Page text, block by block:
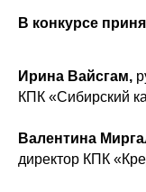
В конкурсе
Ирина Вайсгам,
КПК «Сибирский
Валентина
директор КПК